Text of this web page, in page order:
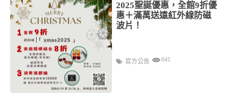
2025聖誕優惠，全館9折優
惠＋滿萬送遠紅外線防磁
波片！
官方公告 641